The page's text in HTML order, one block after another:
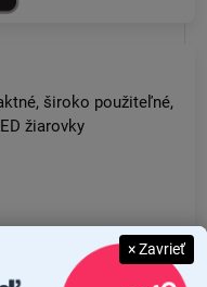
široko použiteľné,
žiarovky
× Zavrieť